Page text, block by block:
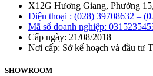
X12G Hương Giang, Phường
Điện thoại : (028) 39708632 –
Mã số doanh nghiệp:
Cấp ngày: 21/08/2018
Nơi cấp: Sở kế hoạch và đầu tư
SHOWROOM